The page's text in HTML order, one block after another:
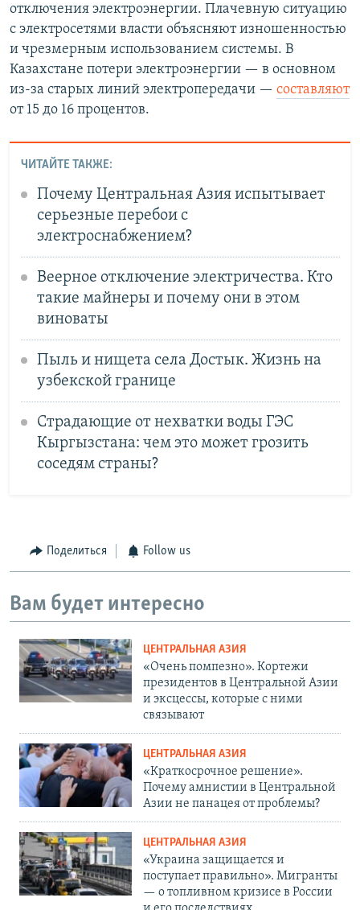
отключения электроэнергии. Плачевную ситуацию
с электросетями власти объясняют изношенностью
и чрезмерным использованием системы. В
Казахстане потери электроэнергии — в основном
из-за старых линий электропередачи — составляют
от 15 до 16 процентов.
ЧИТАЙТЕ ТАКЖЕ:
Почему Центральная Азия испытывает
серьезные перебои с
электроснабжением?
Веерное отключение электричества. Кто
такие майнеры и почему они в этом
виноваты
Пыль и нищета села Достык. Жизнь на
узбекской границе
Страдающие от нехватки воды ГЭС
Кыргызстана: чем это может грозить
соседям страны?
Поделиться Follow us
Вам будет интересно
ЦЕНТРАЛЬНАЯ АЗИЯ
«Очень помпезно». Кортежи
президентов в Центральной Азии
и эксцессы, которые с ними
связывают
ЦЕНТРАЛЬНАЯ АЗИЯ
«Краткосрочное решение».
Почему амнистии в Центральной
Азии не панацея от проблемы?
ЦЕНТРАЛЬНАЯ АЗИЯ
«Украина защищается и
поступает правильно». Мигранты
— о топливном кризисе в России